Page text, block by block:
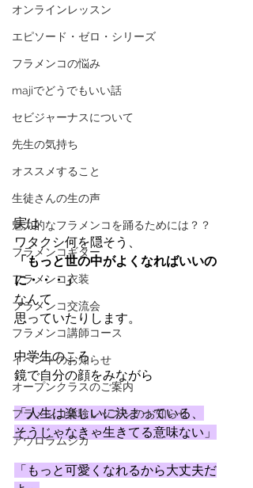
オンラインレッスン
エピソード・ゼロ・シリーズ
フラメンコの悩み
majiでどうでもいい話
セビジャーナスについて
先生の気持ち
オススメすること
生徒さんの生の声
魅力的なフラメンコを踊るためには？？
フラメンコギター
フラメンコ衣装
フラメンコ交流会
フラメンコ講師コース
イベントのお知らせ
オープンクラスのご案内
フラメンコ体験レッスンのお知らせ
アウロラムジカ
実は
ワタクシ何を隠そう、
「もっと世の中がよくなればいいの
に・・・」
なんて
思っていたりします。
中学生のころ
鏡で自分の顔をみながら
「人生は楽しいに決まっている、
そうじゃなきゃ生きてる意味ない」
「もっと可愛くなれるから大丈夫だ